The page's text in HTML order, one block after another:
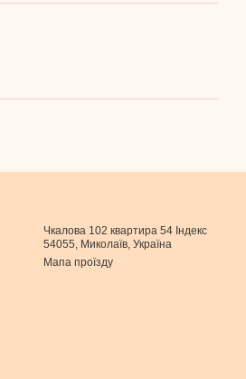
Чкалова 102 квартира 54 Індекс
54055, Миколаїв, Україна
Мапа проїзду